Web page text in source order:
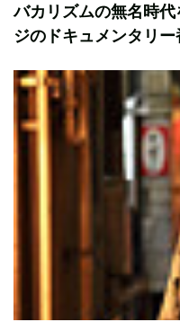
バカリズムの無名時
ジのドキュメンタリー